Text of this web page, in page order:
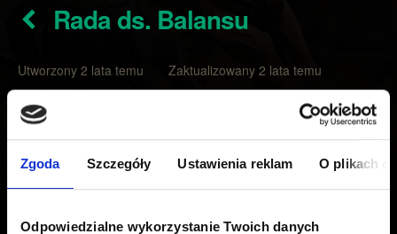
Zgoda Szczegóły Ustawienia reklam O plikach
Odpowiedzialne wykorzystanie Twoich danych
Rada ds. Balansu
Utworzony 2 lata temu Zaktualizowany 2 lata temu
Szczegółowe informacje na temat Rady ds. Balansu, jej
zasad oraz tego, jak do niej dołączyć, znajdziesztutaj.
Jeśli napotkasz problemy z Radą ds. Balansu, skontaktuj
Uwaga:Nie możemy ingerować w zmiany wprowadzane